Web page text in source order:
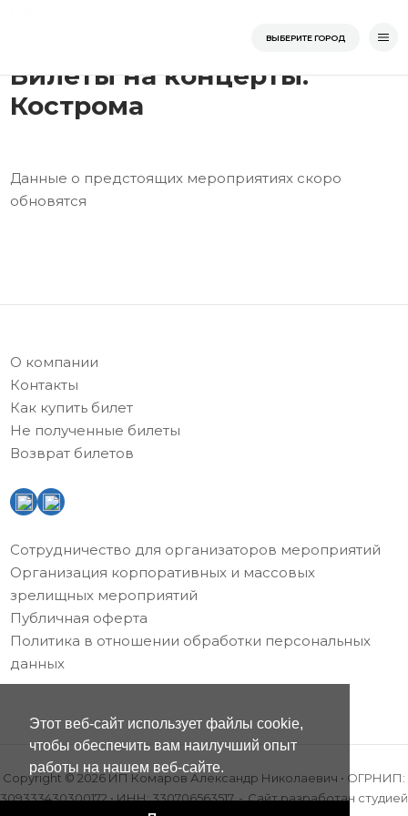
ВЫБЕРИТЕ ГОРОД
Билеты на концерты:
Кострома
Данные о предстоящих мероприятиях скоро
обновятся
О компании
Контакты
Как купить билет
Не полученные билеты
Возврат билетов
Сотрудничество для организаторов мероприятий
Организация корпоративных и массовых
зрелищных мероприятий
Публичная оферта
Политика в отношении обработки персональных
данных
Copyright © 2026 ИП Комаров Александр Николаевич • ОГРНИП:
309333430300172 • ИНН: 330706563517
Сайт разработан студией
Этот веб-сайт использует файлы cookie,
чтобы обеспечить вам наилучший опыт
работы на нашем веб-сайте.